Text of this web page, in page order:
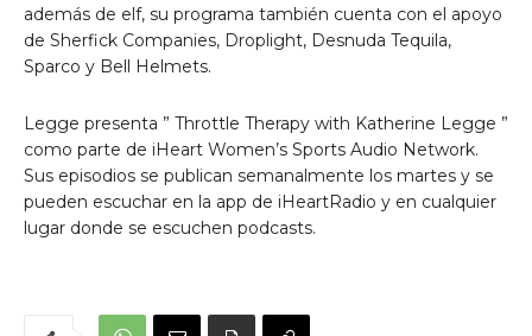
además de elf, su programa también cuenta con el apoyo
de Sherfick Companies, Droplight, Desnuda Tequila,
Sparco y Bell Helmets.
Legge presenta ” Throttle Therapy with Katherine Legge ”
como parte de iHeart Women’s Sports Audio Network.
Sus episodios se publican semanalmente los martes y se
pueden escuchar en la app de iHeartRadio y en cualquier
lugar donde se escuchen podcasts.